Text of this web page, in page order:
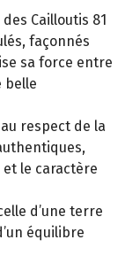
Cailloutis 81
façonnés
sa force entre
belle
respect de la
le caractère
d’une terre
équilibre